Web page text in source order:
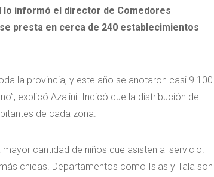
lo informó el director de Comedores
presta en cerca de 240 establecimientos
la provincia, y este año se anotaron casi 9.100
explicó Azalini. Indicó que la distribución de
de cada zona.
cantidad de niños que asisten al servicio.
chicas. Departamentos como Islas y Tala son